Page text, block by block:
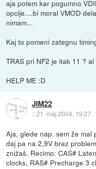
aja potem kar pogumno
opcije....bi moral VMOD
nimam...
Kaj to pomeni zategnu
TRAS pri NF2 je itak 11 ? al
HELP ME :D
JIM22
::21. maj 2004, 19:27
Aja, glede nap. sem že mal
daj pa na 2,9V brez
znižaš. Recimo: CAS#
clocks, RAS# Precharge 3